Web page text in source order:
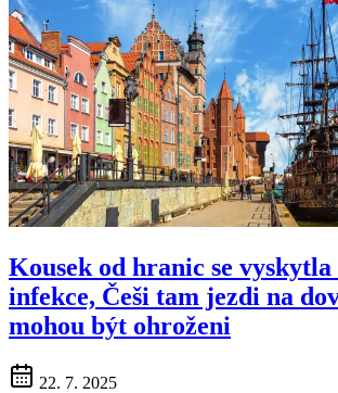
Kousek od hranic se vyskytla
infekce, Češi tam jezdi na
mohou být ohroženi
22. 7. 2025